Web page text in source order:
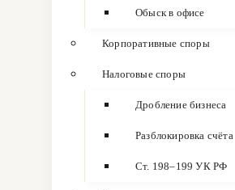
Обыск в офисе
Корпоративные споры
Налоговые споры
Дробление бизнеса
Разблокировка счёта
Ст. 198–199 УК РФ